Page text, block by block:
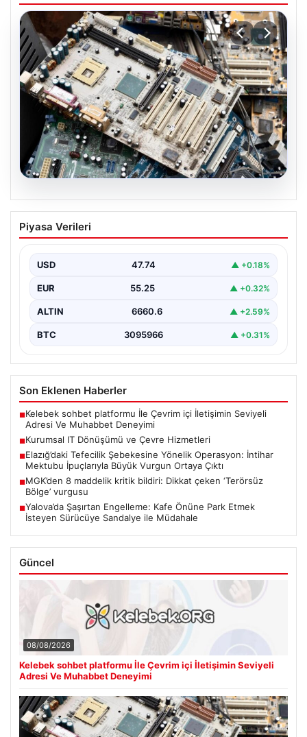
08.08.2026
Kurumsal IT Dönüşümü ve Çevre
Hizmetleri
envanterlerini sürekli zamanda yenilemektedir. Bu
modernizasyon süreçlerinde boşa…
Piyasa Verileri
USD 47.74 ▲ +0.18%
EUR 55.25 ▲ +0.32%
ALTIN 6660.6 ▲ +2.59%
BTC 3095966 ▲ +0.31%
Son Eklenen Haberler
■Kelebek sohbet platformu İle Çevrim içi İletişimin Seviyeli
Adresi Ve Muhabbet Deneyimi
■Kurumsal IT Dönüşümü ve Çevre Hizmetleri
■Elazığ’daki Tefecilik Şebekesine Yönelik Operasyon: İntihar
Mektubu İpuçlarıyla Büyük Vurgun Ortaya Çıktı
■MGK’den 8 maddelik kritik bildiri: Dikkat çeken ‘Terörsüz
Bölge’ vurgusu
■Yalova’da Şaşırtan Engelleme: Kafe Önüne Park Etmek
İsteyen Sürücüye Sandalye ile Müdahale
Güncel
08/08/2026
Kelebek sohbet platformu İle Çevrim içi İletişimin Seviyeli
Adresi Ve Muhabbet Deneyimi